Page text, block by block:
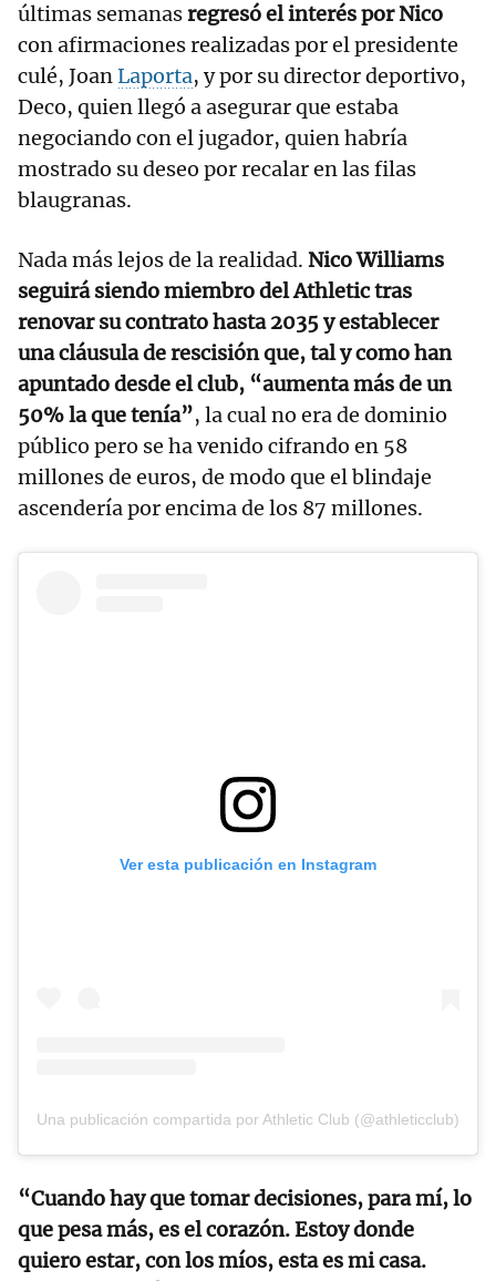
últimas semanasregresó el interés por Nico
con afirmaciones realizadas por el presidente
culé, JoanLaporta, y por su director deportivo,
Deco, quien llegó a asegurar que estaba
negociando con el jugador, quien habría
mostrado su deseo por recalar en las filas
blaugranas.
Nada más lejos de la realidad. Nico Williams
seguirá siendo miembro del Athletic tras
renovar su contrato hasta 2035 y establecer
una cláusula de rescisión que, tal y como han
apuntado desde el club, “aumenta más de un
50% la que tenía”, la cual no era de dominio
público pero se ha venido cifrando en 58
millones de euros, de modo que el blindaje
ascendería por encima de los 87 millones.
Ver esta publicación en Instagram
Una publicación compartida por Athletic Club (@athleticclub)
“Cuando hay que tomar decisiones, para mí, lo
que pesa más, es el corazón. Estoy donde
quiero estar, con los míos, esta es mi casa.